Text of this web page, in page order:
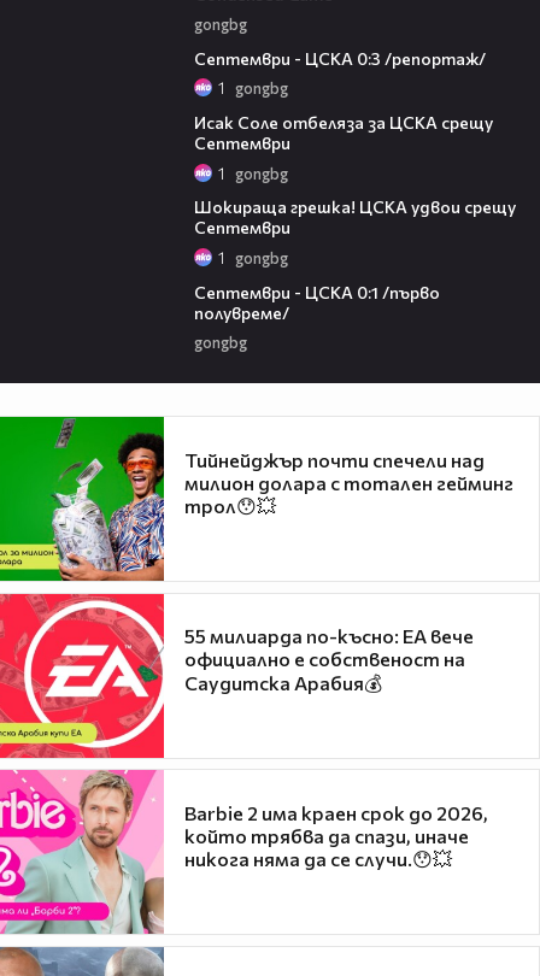
gongbg
Септември - ЦСКА 0:3 /репортаж/
1 gongbg
Исак Соле отбеляза за ЦСКА срещу
Септември
1 gongbg
Шокираща грешка! ЦСКА удвои срещу
Септември
1 gongbg
Септември - ЦСКА 0:1 /първо
полувреме/
gongbg
Тийнейджър почти спечели над
милион долара с тотален гейминг
трол😯💥
55 милиарда по-късно: EA вече
официално е собственост на
Саудитска Арабия💰
Barbie 2 има краен срок до 2026,
който трябва да спази, иначе
никога няма да се случи.😯💥